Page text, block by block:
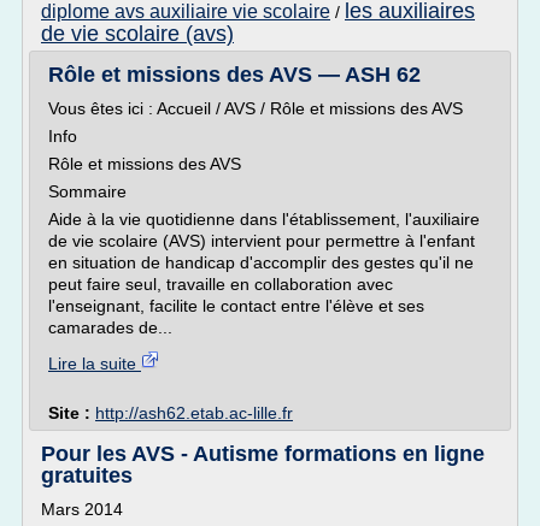
diplome avs auxiliaire vie scolaire / les auxiliaires
de vie scolaire (avs)
Rôle et missions des AVS — ASH 62
Vous êtes ici : Accueil / AVS / Rôle et missions des AVS
Info
Rôle et missions des AVS
Sommaire
Aide à la vie quotidienne dans l'établissement, l'auxiliaire
de vie scolaire (AVS) intervient pour permettre à l'enfant
en situation de handicap d'accomplir des gestes qu'il ne
peut faire seul, travaille en collaboration avec
l'enseignant, facilite le contact entre l'élève et ses
camarades de...
Lire la suite
Site : http://ash62.etab.ac-lille.fr
Pour les AVS - Autisme formations en ligne
gratuites
Mars 2014